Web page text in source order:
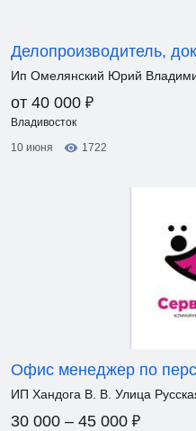
Делопроизводитель,
Ип Омелянский Юрий
от 40 000 ₽
Владивосток
10 июня
1722
Офис менеджер по
ИП Хандога В. В. Улица
30 000 – 45 000 ₽